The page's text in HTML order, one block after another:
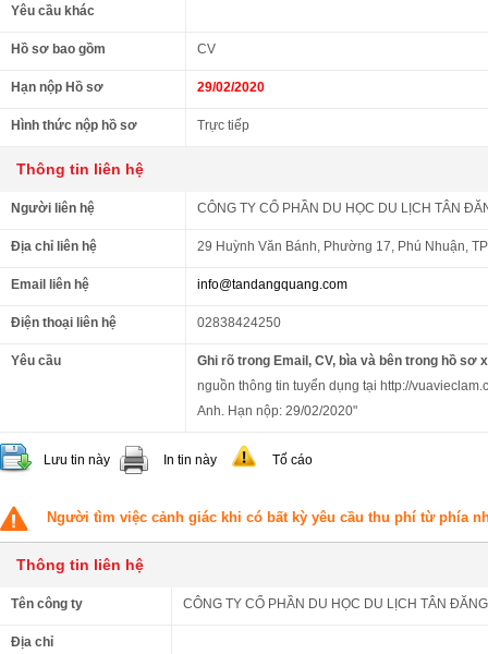
Yêu cầu khác
Hồ sơ bao gồm CV
Hạn nộp Hồ sơ 29/02/2020
Hình thức nộp hồ sơ Trực tiếp
Thông tin liên hệ
Người liên hệ CÔNG TY CỔ PHẦN DU HỌC DU LỊCH TÂN
Địa chỉ liên hệ 29 Huỳnh Văn Bánh, Phường 17, Phú Nhuận,
Email liên hệ info@tandangquang.com
Điện thoại liên hệ 02838424250
Yêu cầu
Ghi rõ trong Email, CV, bìa và bên trong hồ sơ
nguồn thông tin tuyển dụng tại http://
Anh. Hạn nộp: 29/02/2020"
Lưu tin này In tin này Tố cáo
Người tìm việc cảnh giác khi có bất kỳ yêu cầu thu phí từ phía
Thông tin liên hệ
Tên công ty CÔNG TY CỔ PHẦN DU HỌC DU LỊCH TÂN
Địa chỉ